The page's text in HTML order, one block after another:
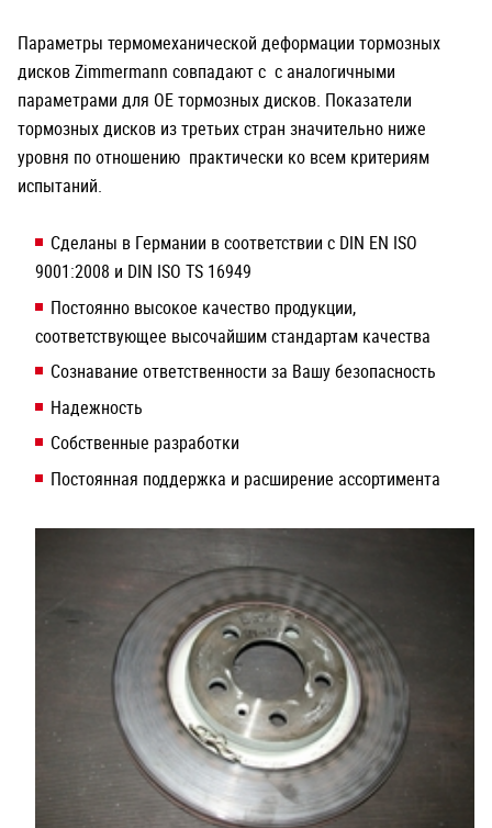
Параметры термомеханической деформации тормозных
дисков Zimmermann совпадают с с аналогичными
параметрами для OE тормозных дисков. Показатели
тормозных дисков из третьих стран значительно ниже
уровня по отношению практически ко всем критериям
испытаний.
Сделаны в Германии в соответствии с DIN EN ISO
9001:2008 и DIN ISO TS 16949
Постоянно высокое качество продукции,
соответствующее высочайшим стандартам качества
Сознавание ответственности за Вашу безопасность
Надежность
Собственные разработки
Постоянная поддержка и расширение ассортимента